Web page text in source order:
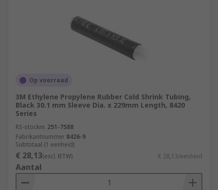
Op voorraad
3M Ethylene Propylene Rubber Cold Shrink Tubing,
Black 30.1 mm Sleeve Dia. x 229mm Length, 8420
Series
RS-stocknr. 251-7588
Fabrikantnummer 8426-9
Subtotaal (1 eenheid)
€ 28,13(excl. BTW) € 28,13/eenheid
Aantal